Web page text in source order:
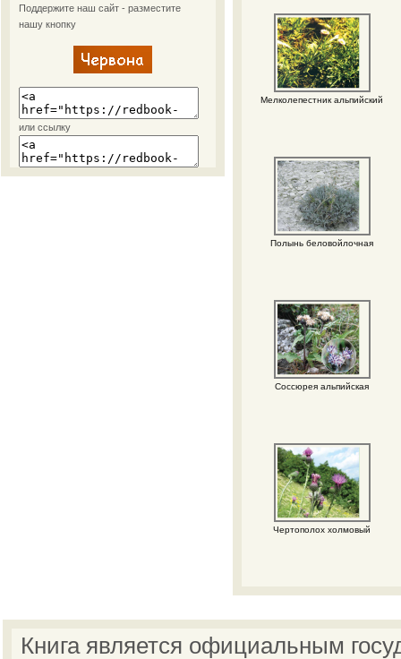
Поддержите наш сайт - разместите
нашу кнопку
или ссылку
Мелколепестник альпийский
Полынь беловойлочная
Соссюрея альпийская
Чертополох холмовый
Книга является официальным